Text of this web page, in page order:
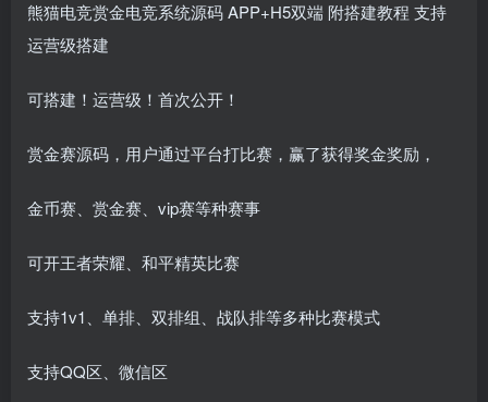
熊猫电竞赏金电竞系统源码 APP+H5双端 附搭建教程 支持
运营级搭建
可搭建！运营级！首次公开！
赏金赛源码，用户通过平台打比赛，赢了获得奖金奖励，
金币赛、赏金赛、vip赛等种赛事
可开王者荣耀、和平精英比赛
支持1v1、单排、双排组、战队排等多种比赛模式
支持QQ区、微信区